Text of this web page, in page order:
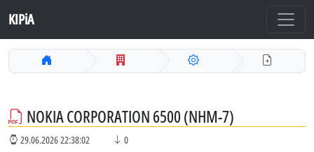
KIPiA
NOKIA CORPORATION 6500 (NHM-7)
29.06.2026 22:38:02 0